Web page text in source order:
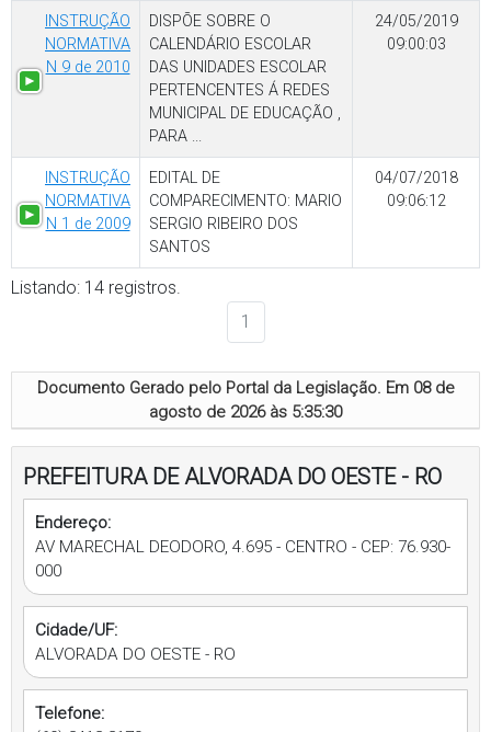
INSTRUÇÃO
NORMATIVA
N 9 de 2010
DISPÕE SOBRE O
CALENDÁRIO ESCOLAR
DAS UNIDADES ESCOLAR
PERTENCENTES Á REDES
MUNICIPAL DE EDUCAÇÃO ,
PARA ...
24/05/2019
09:00:03
INSTRUÇÃO
NORMATIVA
N 1 de 2009
EDITAL DE
COMPARECIMENTO: MARIO
SERGIO RIBEIRO DOS
SANTOS
04/07/2018
09:06:12
Listando: 14 registros.
1
Documento Gerado pelo Portal da Legislação. Em 08 de
agosto de 2026 às 5:35:30
PREFEITURA DE ALVORADA DO OESTE - RO
Endereço:
AV MARECHAL DEODORO, 4.695 - CENTRO - CEP: 76.930-
000
Cidade/UF:
ALVORADA DO OESTE - RO
Telefone: